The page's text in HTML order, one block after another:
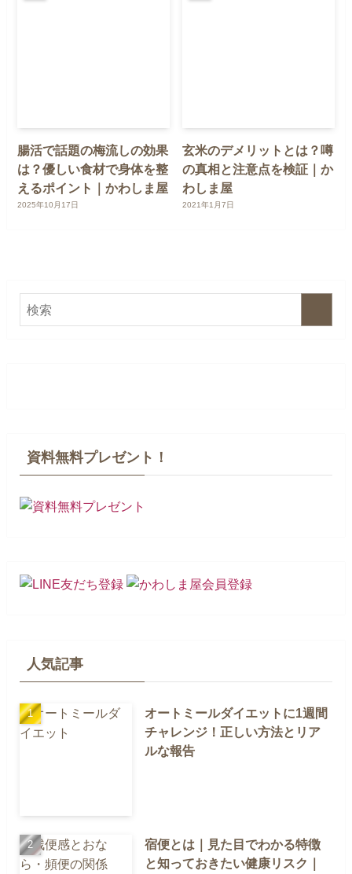
腸活で話題の梅流しの効果
は？優しい食材で身体を整
えるポイント｜かわしま屋
2025年10月17日
玄米のデメリットとは？噂
の真相と注意点を検証｜か
わしま屋
2021年1月7日
資料無料プレゼント！
人気記事
オートミールダイエットに1週間
チャレンジ！正しい方法とリア
ルな報告
宿便とは｜見た目でわかる特徴
と知っておきたい健康リスク｜